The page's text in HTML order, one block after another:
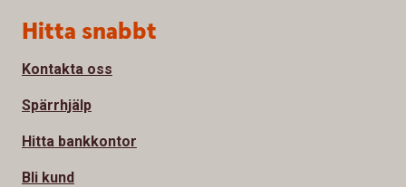
Sidfot
Hitta snabbt
Kontakta oss
Spärrhjälp
Hitta bankkontor
Bli kund